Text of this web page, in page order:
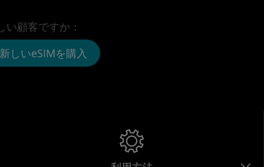
い顧客ですか：
しいeSIMを購入